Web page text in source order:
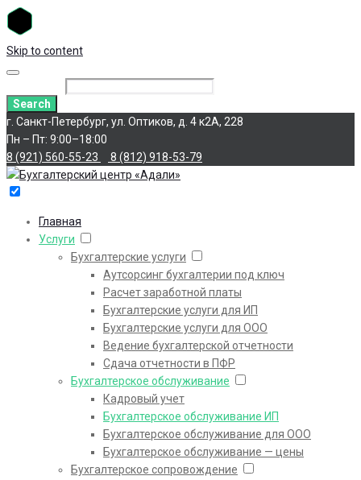
Skip to content
Search
г. Санкт-Петербург, ул. Оптиков, д. 4 к2А, 228
Пн – Пт: 9:00–18:00
8 (921) 560-55-23
8 (812) 918-53-79
Главная
Услуги
Бухгалтерские услуги
Аутсорсинг бухгалтерии под ключ
Расчет заработной платы
Бухгалтерские услуги для ИП
Бухгалтерские услуги для ООО
Ведение бухгалтерской отчетности
Сдача отчетности в ПФР
Бухгалтерское обслуживание
Кадровый учет
Бухгалтерское обслуживание ИП
Бухгалтерское обслуживание для ООО
Бухгалтерское обслуживание — цены
Бухгалтерское сопровождение